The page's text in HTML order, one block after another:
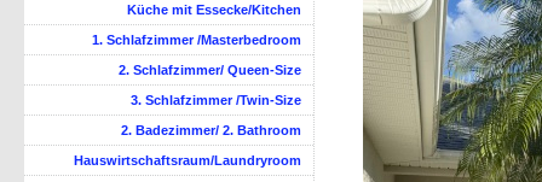
Küche mit Essecke/Kitchen
1. Schlafzimmer /Masterbedroom
2. Schlafzimmer/ Queen-Size
3. Schlafzimmer /Twin-Size
2. Badezimmer/ 2. Bathroom
Hauswirtschaftsraum/Laundryroom